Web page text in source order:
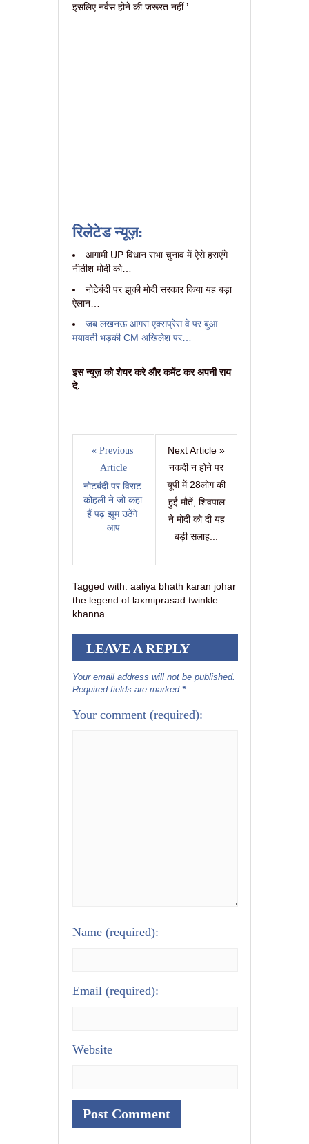
इसलिए नर्वस होने की जरूरत नहीं.’
रिलेटेड न्यूज़:
आगामी UP विधान सभा चुनाव में ऐसे हराएंगे
नीतीश मोदी को…
नोटेबंदी पर झुकी मोदी सरकार किया यह बड़ा
ऐलान…
जब लखनऊ आगरा एक्सप्रेस वे पर बुआ
मयावती भड़की CM अखिलेश पर…
इस न्यूज़ को शेयर करे और कमेंट कर अपनी राय
दे.
« Previous
Article
नोटबंदी पर विराट
कोहली ने जो कहा
हैं पढ़ झूम उठेंगे
आप
Next Article »
नकदी न होने पर
यूपी में 28लोग की
हुई मौतें, शिवपाल
ने मोदी को दी यह
बड़ी सलाह...
Tagged with: aaliya bhath karan johar
the legend of laxmiprasad twinkle
khanna
LEAVE A REPLY
Your email address will not be published.
Required fields are marked *
Your comment (required):
Name (required):
Email (required):
Website